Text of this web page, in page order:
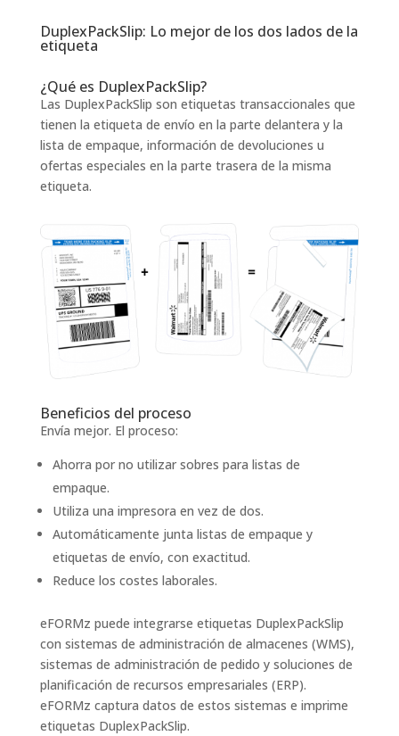
DuplexPackSlip: Lo mejor de los dos lados de la
etiqueta
¿Qué es DuplexPackSlip?
Las DuplexPackSlip son etiquetas transaccionales que
tienen la etiqueta de envío en la parte delantera y la
lista de empaque, información de devoluciones u
ofertas especiales en la parte trasera de la misma
etiqueta.
Beneficios del proceso
Envía mejor. El proceso:
Ahorra por no utilizar sobres para listas de
empaque.
Utiliza una impresora en vez de dos.
Automáticamente junta listas de empaque y
etiquetas de envío, con exactitud.
Reduce los costes laborales.
eFORMz puede integrarse etiquetas DuplexPackSlip
con sistemas de administración de almacenes (WMS),
sistemas de administración de pedido y soluciones de
planificación de recursos empresariales (ERP).
eFORMz captura datos de estos sistemas e imprime
etiquetas DuplexPackSlip.